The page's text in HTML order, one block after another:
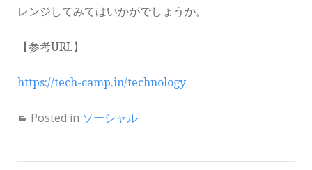
レンジしてみてはいかがでしょうか。
【参考URL】
https://tech-camp.in/technology
Posted in ソーシャル